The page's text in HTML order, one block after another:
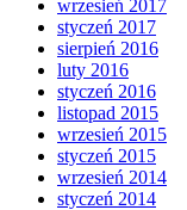
wrzesień 2017
styczeń 2017
sierpień 2016
luty 2016
styczeń 2016
listopad 2015
wrzesień 2015
styczeń 2015
wrzesień 2014
styczeń 2014